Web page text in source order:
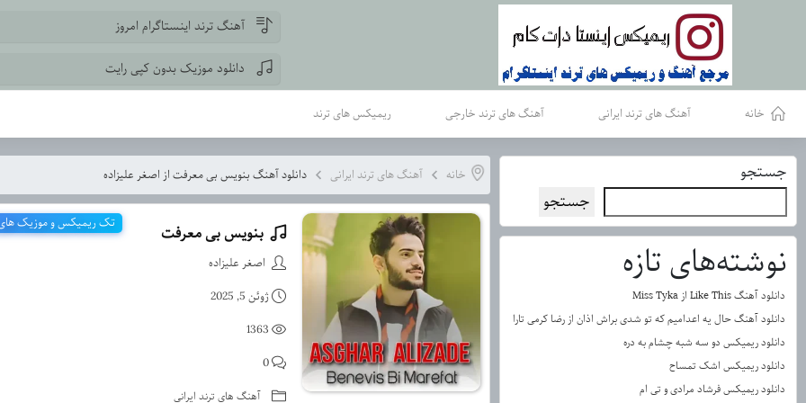
آهنگ ترند اینستاگرام امروز
دانلود موزیک بدون کپی رایت
خانه آهنگ های ترند ایرانی آهنگ های ترند خارجی ریمیکس های ترند
جستجو
جستجو
نوشته‌های تازه
دانلود آهنگ Like This از Miss Tyka
دانلود آهنگ حال یه اعدامیم که تو شدی براش اذان از رضا کرمی تارا
دانلود ریمیکس دو سه شبه چشام به دره
دانلود ریمیکس اشک تمساح
دانلود ریمیکس فرشاد مرادی و تی ام
خانه آهنگ های ترند ایرانی دانلود آهنگ بنویس بی معرفت از اصغر علیزاده
دانلود آهنگ بنویس بی
بنویس بی معرفت
اصغر علیزاده
ژوئن 5, 2025
1363
0
آهنگ های ترند ایرانی
تک ریمیکس و موزیک های